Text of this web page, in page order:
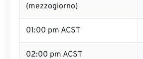
(mezzogiorno)
01:00 pm ACST
02:00 pm ACST